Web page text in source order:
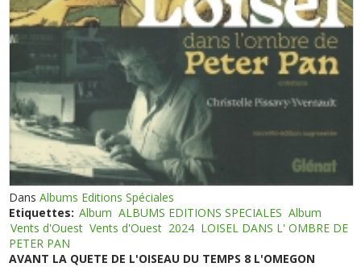
DansAlbums Editions Spéciales
Etiquettes: Album ALBUMS EDITIONS SPECIALES Album
Vents d'Ouest Vents d'Ouest 2024 LOISEL DANS L' OMBRE DE
PETER PAN
AVANT LA QUETE DE L'OISEAU DU TEMPS 8 L'OMEGON